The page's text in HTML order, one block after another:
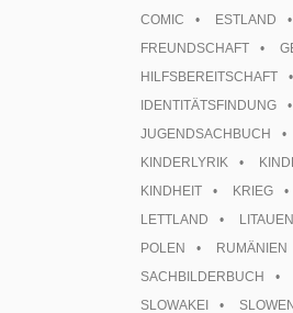
COMIC
ESTLAND
FREUNDSCHAFT
HILFSBEREITSCHAFT
IDENTITÄTSFINDUNG
JUGENDSACHBUCH
KINDERLYRIK
KINDHEIT
KRIEG
LETTLAND
LITAUEN
POLEN
RUMÄNIEN
SACHBILDERBUCH
SLOWAKEI